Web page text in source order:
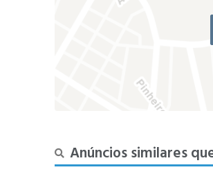
Anúncios similares